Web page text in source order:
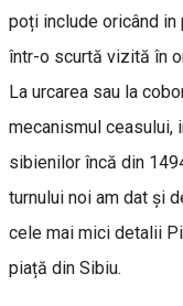
poți include oricând in
într-o scurtă vizită în
La urcarea sau la
mecanismul ceasului,
sibienilor încă din
turnului noi am dat și
cele mai mici detalii
piață din Sibiu.